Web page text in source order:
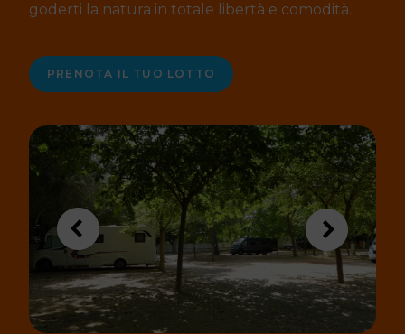
goderti la natura in totale libertà e comodità.
PRENOTA IL TUO LOTTO